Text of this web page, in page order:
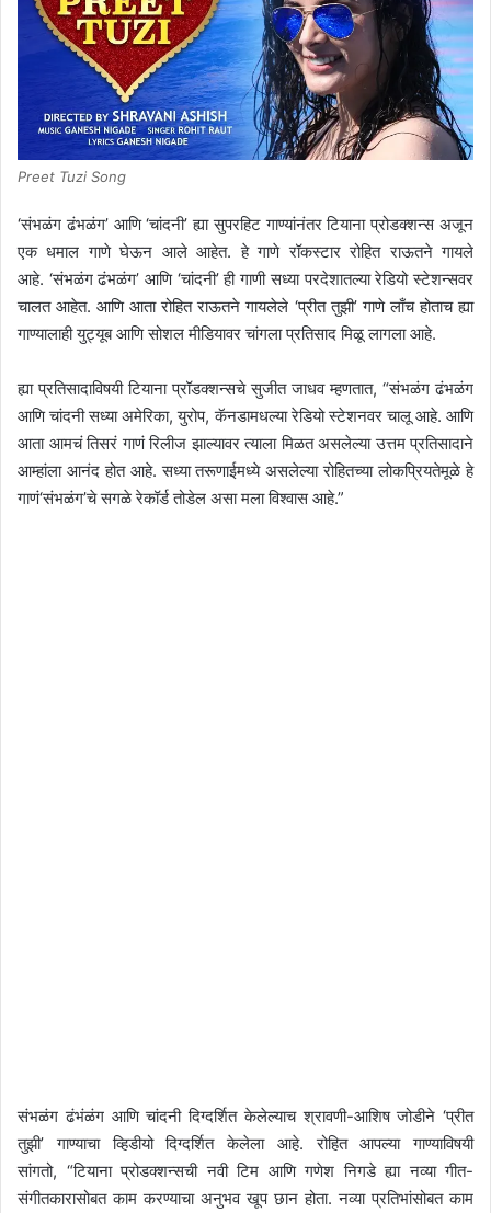
e
m
a
i
l
Preet Tuzi Song
‘संभळंग ढंभळंग’ आणि ‘चांदनी’ ह्या सुपरहिट गाण्यांनंतर टियाना प्रोडक्शन्स अजून
एक धमाल गाणे घेऊन आले आहेत. हे गाणे रॉकस्टार रोहित राऊतने गायले
आहे. ‘संभळंग ढंभळंग’ आणि ‘चांदनी’ ही गाणी सध्या परदेशातल्या रेडियो स्टेशन्सवर
चालत आहेत. आणि आता रोहित राऊतने गायलेले ‘प्रीत तुझी’ गाणे लाँच होताच ह्या
गाण्यालाही युट्यूब आणि सोशल मीडियावर चांगला प्रतिसाद मिळू लागला आहे.
ह्या प्रतिसादाविषयी टियाना प्रॉडक्शन्सचे सुजीत जाधव म्हणतात, “संभळंग ढंभळंग
आणि चांदनी सध्या अमेरिका, युरोप, कॅनडामधल्या रेडियो स्टेशनवर चालू आहे. आणि
आता आमचं तिसरं गाणं रिलीज झाल्यावर त्याला मिळत असलेल्या उत्तम प्रतिसादाने
आम्हांला आनंद होत आहे. सध्या तरूणाईमध्ये असलेल्या रोहितच्या लोकप्रियतेमूळे हे
गाणं‘संभळंग’चे सगळे रेकॉर्ड तोडेल असा मला विश्वास आहे.”
संभळंग ढंभंळंग आणि चांदनी दिग्दर्शित केलेल्याच श्रावणी-आशिष जोडीने ‘प्रीत
तुझी’ गाण्याचा व्हिडीयो दिग्दर्शित केलेला आहे. रोहित आपल्या गाण्याविषयी
सांगतो, “टियाना प्रोडक्शन्सची नवी टिम आणि गणेश निगडे ह्या नव्या गीत-
संगीतकारासोबत काम करण्याचा अनुभव खूप छान होता. नव्या प्रतिभांसोबत काम